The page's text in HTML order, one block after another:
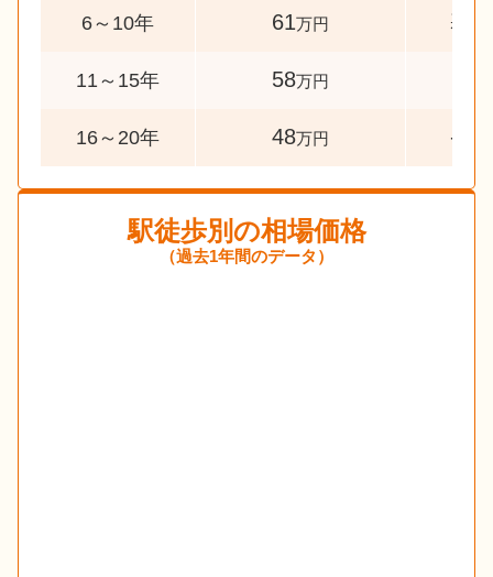
6～10年 61万円 基
11～15年 58万円
16～20年 48万円 -
駅徒歩別の相場価格
（過去1年間のデータ）